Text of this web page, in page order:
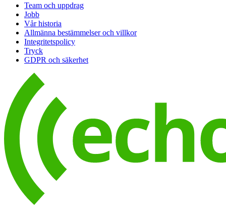
Team och uppdrag
Jobb
Vår historia
Allmänna bestämmelser och villkor
Integritetspolicy
Tryck
GDPR och säkerhet